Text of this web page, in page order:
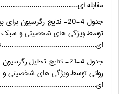
مقابله
جدول 4-20- نتایج
توسطویژگی های شخصیتیو سبک
ای.................................................86
جدول 4-21- نتایج تحلیل
روانی توسطویژگی های شخصیتیو